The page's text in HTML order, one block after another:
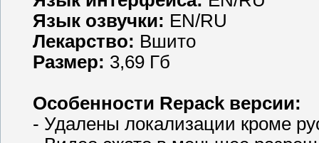
Язык озвучки: EN/RU
Лекарство: Вшито
Размер: 3,69 Гб
Особенности Repack версии:
- Удалены локализации кроме